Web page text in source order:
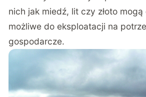
nich jak miedź, lit czy złoto
możliwe do eksploatacji na
gospodarcze.